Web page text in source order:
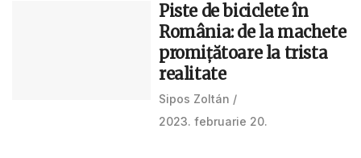
Piste de biciclete în
România: de la machete
promițătoare la trista
realitate
Sipos Zoltán
2023. februarie 20.